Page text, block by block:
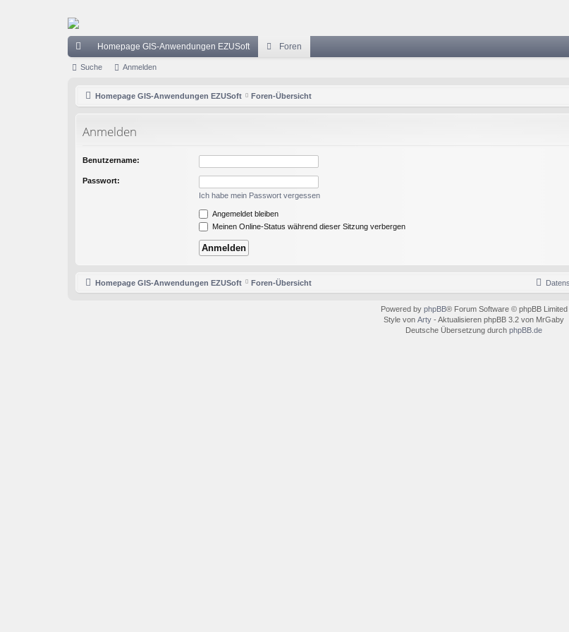
ch
Homepage GIS-Anwendungen EZUSoft Foren
Suche Anmelden
Homepage GIS-Anwendungen EZUSoft Foren-Übersicht
Anmelden
Benutzername:
Passwort:
Ich habe mein Passwort vergessen
Angemeldet bleiben
Meinen Online-Status während dieser Sitzung verbergen
Homepage GIS-Anwendungen EZUSoft Foren-Übersicht
Powered by phpBB® Forum Software © phpBB Limited
Style von Arty - Aktualisieren phpBB 3.2 von MrGaby
Deutsche Übersetzung durch phpBB.de